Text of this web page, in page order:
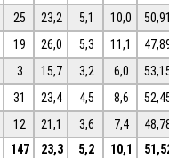
25 23,2 5,1 10,0
19 26,0 5,3 11,1
3 15,7 3,2 6,0
31 23,4 4,5 8,6
12 21,1 3,6 7,4
147 23,3 5,2 10,1